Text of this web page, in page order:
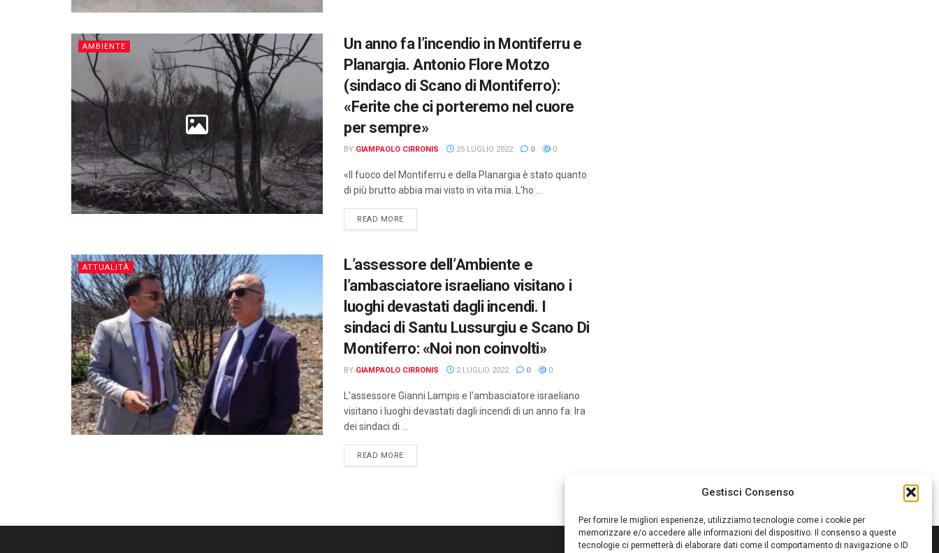
Gestisci Consenso
Per fornire le migliori esperienze, utilizziamo tecnologie come i cookie per
memorizzare e/o accedere alle informazioni del dispositivo. Il consenso a queste
tecnologie ci permetterà di elaborare dati come il comportamento di navigazione o ID
AMBIENTE
Un anno fa l’incendio in Montiferru e
Planargia. Antonio Flore Motzo
(sindaco di Scano di Montiferro):
«Ferite che ci porteremo nel cuore
per sempre»
BY GIAMPAOLO CIRRONIS 25 LUGLIO 2022 0 0
«Il fuoco del Montiferru e della Planargia è stato quanto
di più brutto abbia mai visto in vita mia. L'ho ...
READ MOREDETAILS
ATTUALITÀ
L’assessore dell’Ambiente e
l’ambasciatore israeliano visitano i
luoghi devastati dagli incendi. I
sindaci di Santu Lussurgiu e Scano Di
Montiferro: «Noi non coinvolti»
BY GIAMPAOLO CIRRONIS 2 LUGLIO 2022 0 0
L'assessore Gianni Lampis e l'ambasciatore israeliano
visitano i luoghi devastati dagli incendi di un anno fa. Ira
dei sindaci di ...
READ MOREDETAILS